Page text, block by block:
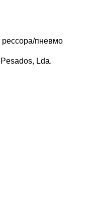
рессора/пневмо
Lda.